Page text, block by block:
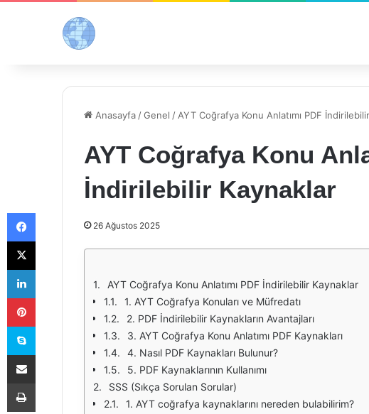
Anasayfa /Genel / AYT Coğrafya Konu Anlatımı PDF
AYT Coğrafya Konu
İndirilebilir Kaynaklar
26 Ağustos 2025
AYT Coğrafya Konu Anlatımı PDF İndirilebilir Kaynaklar
1. AYT Coğrafya Konuları ve Müfredatı
2. PDF İndirilebilir Kaynakların Avantajları
3. AYT Coğrafya Konu Anlatımı PDF Kaynakları
4. Nasıl PDF Kaynakları Bulunur?
5. PDF Kaynaklarının Kullanımı
SSS (Sıkça Sorulan Sorular)
1. AYT coğrafya kaynaklarını nereden bulabilirim?
Facebook
X
LinkedIn
Pinterest
Skype
E-Posta ile paylaş